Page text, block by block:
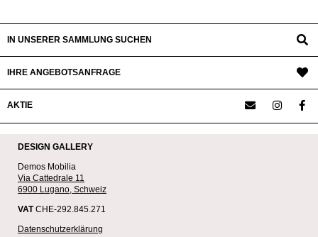
IN UNSERER SAMMLUNG SUCHEN
IHRE ANGEBOTSANFRAGE
AKTIE
DESIGN GALLERY
Demos Mobilia
Via Cattedrale 11
6900 Lugano, Schweiz
VATCHE-292.845.271
Datenschutzerklärung